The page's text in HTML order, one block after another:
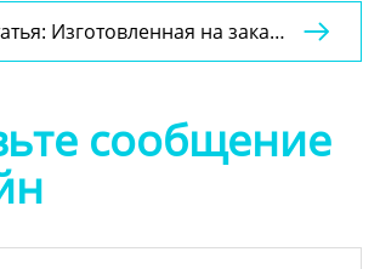
высококачественная черная
коробка для одежды
на заказ
коробка из бумаги,

сообщение